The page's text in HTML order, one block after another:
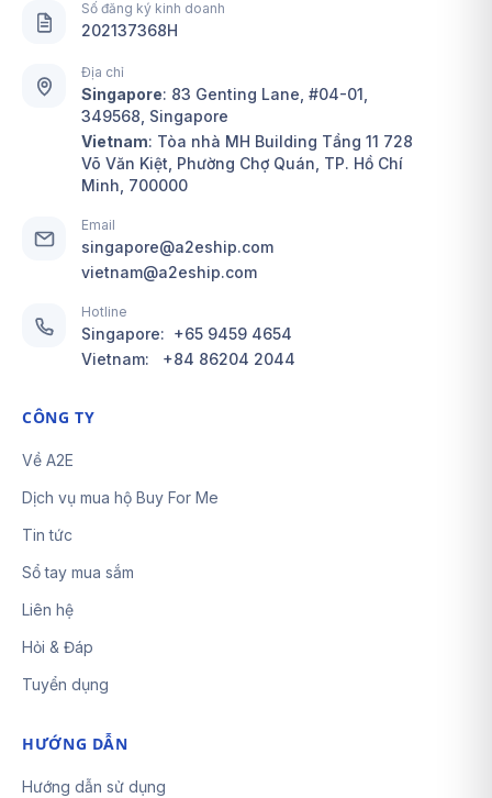
Số đăng ký kinh doanh
202137368H
Địa chỉ
Singapore: 83 Genting Lane, #04-01,
349568, Singapore
Vietnam: Tòa nhà MH Building Tầng 11 728
Võ Văn Kiệt, Phường Chợ Quán, TP. Hồ Chí
Minh, 700000
Email
singapore@a2eship.com
vietnam@a2eship.com
Hotline
Singapore: +65 9459 4654
Vietnam: +84 86204 2044
CÔNG TY
Về A2E
Dịch vụ mua hộ Buy For Me
Tin tức
Sổ tay mua sắm
Liên hệ
Hỏi & Đáp
Tuyển dụng
HƯỚNG DẪN
Hướng dẫn sử dụng